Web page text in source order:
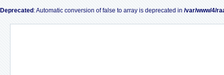
Deprecated : Automatic conversion of false to array is deprecated in /var/www/4/